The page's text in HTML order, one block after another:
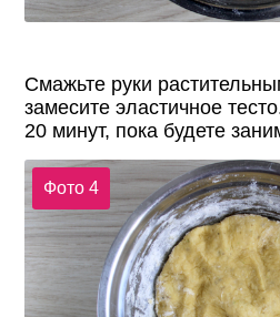
Смажьте руки
замесите эластичное
20 минут, пока будете
Фото 4